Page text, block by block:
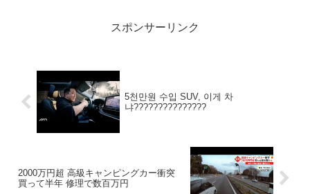
スポンサーリンク
5천만원 수입 SUV, 이게 차
냐???????????????
2000万円超 高級キャンピングカー衝突
買って半年 修理で数百万円